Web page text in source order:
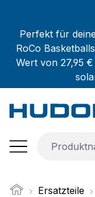
Perfekt für
RoCo
Wert von 27,95
Ersatzteile